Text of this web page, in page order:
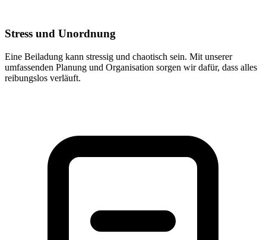
Stress und Unordnung
Eine Beiladung kann stressig und chaotisch sein. Mit unserer
umfassenden Planung und Organisation sorgen wir dafür, dass alles
reibungslos verläuft.